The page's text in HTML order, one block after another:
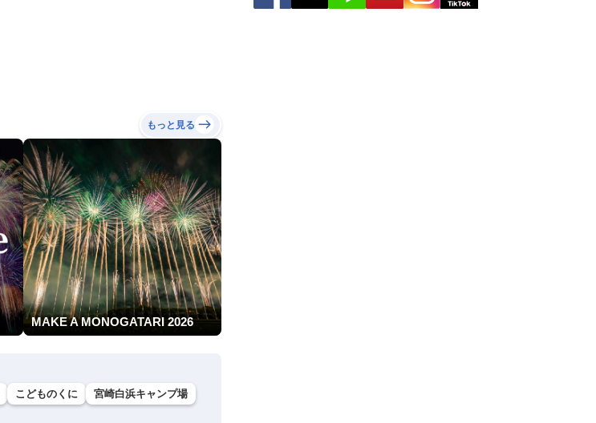
もっと見る
MAKE A MONOGATARI 2026
こどものくに
宮崎白浜キャンプ場